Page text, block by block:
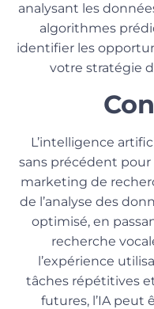
analysant les
algorithmes
identifier les
votre stratégie
L’intelligence
sans précédent
marketing de
de l’analyse des
optimisé, en
recherche
l’expérience
tâches répétitives
futures, l’IA peut